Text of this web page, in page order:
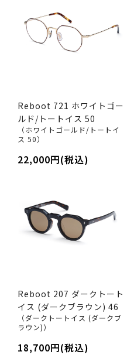
Reboot 721 ホワイトゴー
ルド/トートイス 50
（ホワイトゴールド/トートイ
ス 50）
22,000円(税込)
Reboot 207 ダークトート
イス (ダークブラウン) 46
（ダークトートイス (ダークブ
ラウン)）
18,700円(税込)